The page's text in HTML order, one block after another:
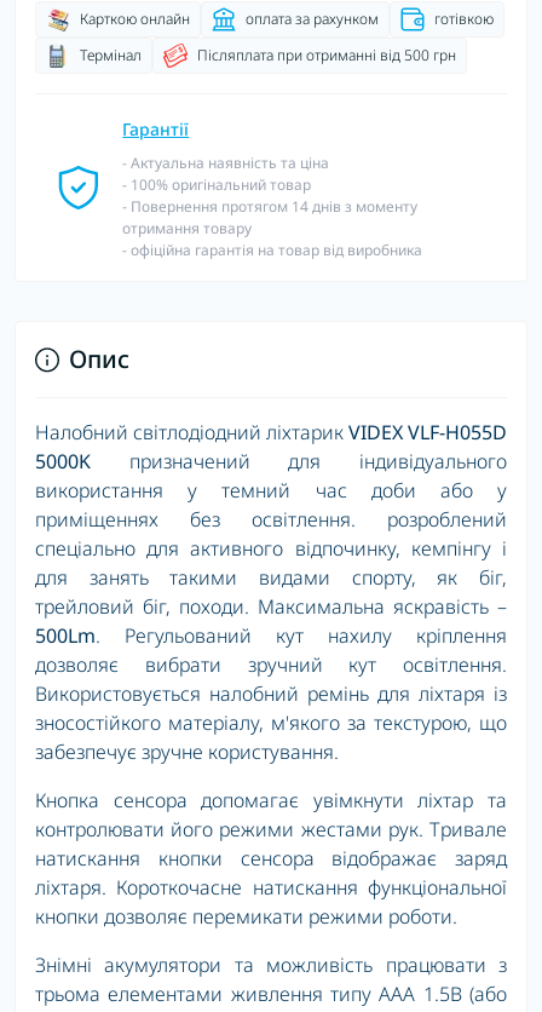
Карткою онлайн оплата за рахунком
готівкою
Термінал
Післяплата при отриманні від 500 грн
Гарантії
- Актуальна наявність та ціна
- 100% оригінальний товар
- Повернення протягом 14 днів з моменту
отримання товару
- офіційна гарантія на товар від виробника
Опис
Налобний світлодіодний ліхтарикVIDEX VLF-H055D
5000K призначений для індивідуального
використання у темний час доби або у
приміщеннях без освітлення. розроблений
спеціально для активного відпочинку, кемпінгу і
для занять такими видами спорту, як біг,
трейловий біг, походи. Максимальна яскравість –
500Lm. Регульований кут нахилу кріплення
дозволяє вибрати зручний кут освітлення.
Використовується налобний ремінь для ліхтаря із
зносостійкого матеріалу, м'якого за текстурою, що
забезпечує зручне користування.
Кнопка сенсора допомагає увімкнути ліхтар та
контролювати його режими жестами рук. Тривале
натискання кнопки сенсора відображає заряд
ліхтаря. Короткочасне натискання функціональної
кнопки дозволяє перемикати режими роботи.
Знімні акумулятори та можливість працювати з
трьома елементами живлення типу ААА 1.5В (або